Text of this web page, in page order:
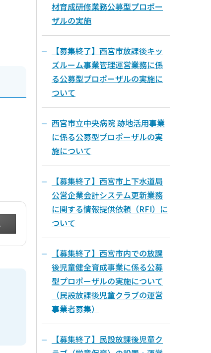
材育成研修業務公募型プロポー
ザルの実施
【募集終了】西宮市放課後キッ
ズルーム事業管理運営業務に係
る公募型プロポーザルの実施に
ついて
西宮市立中央病院 跡地活用事業
に係る公募型プロポーザルの実
施について
【募集終了】西宮市上下水道局
公営企業会計システム更新業務
に関する情報提供依頼（RFI）に
ついて
【募集終了】西宮市内での放課
後児童健全育成事業に係る公募
型プロポーザルの実施について
（民設放課後児童クラブの運営
事業者募集）
【募集終了】民設放課後児童ク